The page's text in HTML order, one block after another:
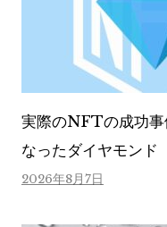
実際のNFTの成功
なったダイヤモンド
2026年8月7日